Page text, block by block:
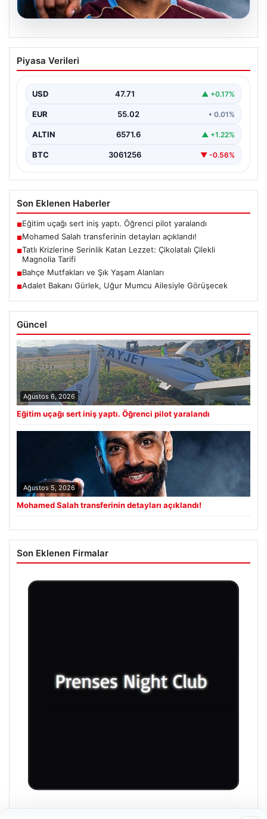
05.08.2026
Mohamed Salah transferinin detayları
açıklandı!
Piyasa Verileri
USD 47.71 ▲ +0.17%
EUR 55.02 • 0.01%
ALTIN 6571.6 ▲ +1.22%
BTC 3061256 ▼ -0.56%
Son Eklenen Haberler
■Eğitim uçağı sert iniş yaptı. Öğrenci pilot yaralandı
■Mohamed Salah transferinin detayları açıklandı!
■Tatlı Krizlerine Serinlik Katan Lezzet: Çikolatalı Çilekli
Magnolia Tarifi
■Bahçe Mutfakları ve Şık Yaşam Alanları
■Adalet Bakanı Gürlek, Uğur Mumcu Ailesiyle Görüşecek
Güncel
Ağustos 6, 2026
Eğitim uçağı sert iniş yaptı. Öğrenci pilot yaralandı
Ağustos 5, 2026
Mohamed Salah transferinin detayları açıklandı!
Son Eklenen Firmalar